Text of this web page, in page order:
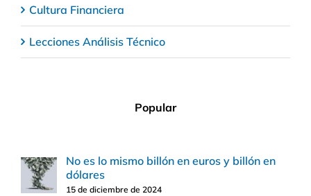
Cultura Financiera
Lecciones Análisis Técnico
Popular
No es lo mismo billón en euros y billón en
dólares
15 de diciembre de 2024